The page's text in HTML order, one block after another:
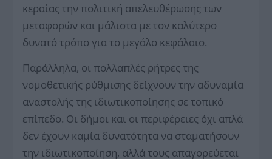
κεραίας την πολιτική απελευθέρωσης των
μεταφορών και μάλιστα με τον καλύτερο
δυνατό τρόπο για το μεγάλο κεφάλαιο.
Παράλληλα, οι πολλαπλές ρήτρες της
νομοθετικής ρύθμισης δείχνουν την αδυναμία
αναστολής της ιδιωτικοποίησης σε τοπικό
επίπεδο. Οι δήμοι και οι περιφέρειες όχι απλά
δεν έχουν καμία δυνατότητα να σταματήσουν
την ιδιωτικοποίηση, αλλά τους απαγορεύεται